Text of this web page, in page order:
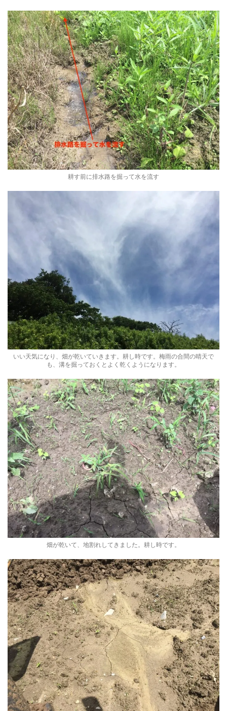
耕す前に排水路を掘って水を流す
いい天気になり、畑が乾いていきます。耕し時です。梅雨の合間の晴天で
も、溝を掘っておくとよく乾くようになります。
畑が乾いて、地割れしてきました。耕し時です。